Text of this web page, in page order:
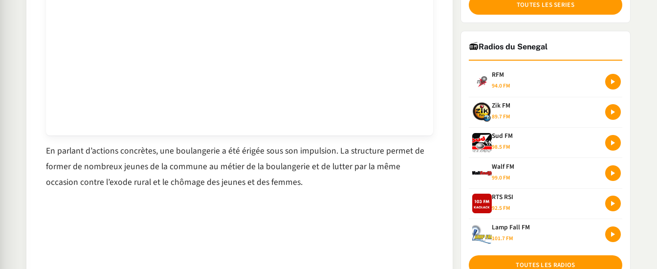
En parlant d’actions concrètes, une boulangerie a été érigée sous son impulsion. La structure permet de
former de nombreux jeunes de la commune au métier de la boulangerie et de lutter par la même
occasion contre l’exode rural et le chômage des jeunes et des femmes.
TOUTES LES SERIES
📻Radios du Senegal
RFM
94.0 FM
Zik FM
89.7 FM
Sud FM
98.5 FM
Walf FM
99.0 FM
RTS RSI
92.5 FM
Lamp Fall FM
101.7 FM
TOUTES LES RADIOS